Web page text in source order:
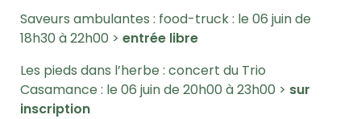
Saveurs ambulantes : food-truck : le 06 juin de
18h30 à 22h00 > entrée libre
Les pieds dans l’herbe : concert du Trio
Casamance : le 06 juin de 20h00 à 23h00 > sur
inscription